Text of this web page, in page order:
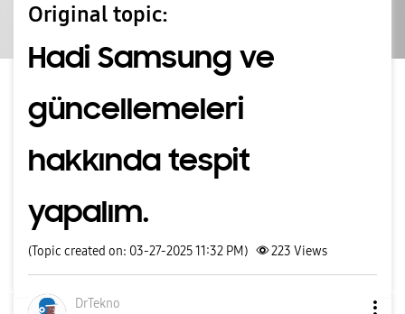
Original topic:
Hadi Samsung ve
güncellemeleri
hakkında tespit
yapalım.
(Topic created on: 03-27-2025 11:32 PM) 223 Views
DrTekno